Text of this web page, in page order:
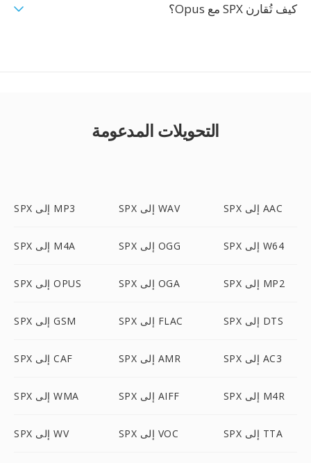
كيف تُقارن SPX مع Opus؟
التحويلات المدعومة
SPX إلى MP3 SPX إلى WAV SPX إلى AAC
SPX إلى M4A SPX إلى OGG SPX إلى W64
SPX إلى OPUS SPX إلى OGA SPX إلى MP2
SPX إلى GSM SPX إلى FLAC SPX إلى DTS
SPX إلى CAF SPX إلى AMR SPX إلى AC3
SPX إلى WMA SPX إلى AIFF SPX إلى M4R
SPX إلى WV SPX إلى VOC SPX إلى TTA